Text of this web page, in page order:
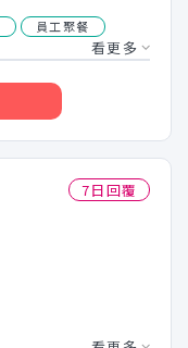
員工聚餐
看更多
7日回覆